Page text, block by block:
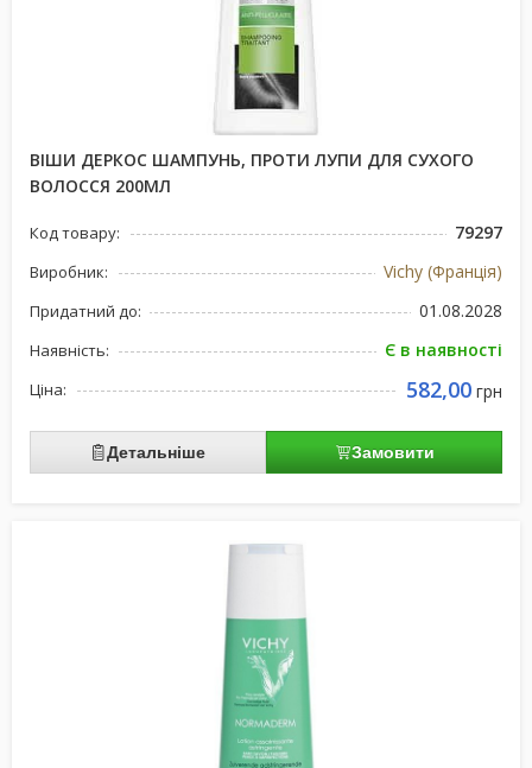
ВІШИ ДЕРКОС ШАМПУНЬ, ПРОТИ ЛУПИ ДЛЯ СУХОГО
ВОЛОССЯ 200МЛ
Код товару: 79297
Виробник: Vichy (Франція)
Придатний до: 01.08.2028
Наявність: Є в наявності
Ціна: 582,00 грн
Детальніше Замовити